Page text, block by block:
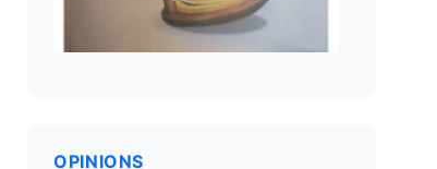
OPINIONS